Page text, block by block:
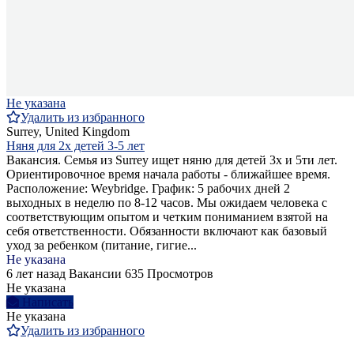
Не указана
Удалить из избранного
Surrey, United Kingdom
Няня для 2х детей 3-5 лет
Вакансия. Семья из Surrey ищет няню для детей 3х и 5ти лет.
Ориентировочное время начала работы - ближайшее время.
Расположение: Weybridge. График: 5 рабочих дней 2
выходных в неделю по 8-12 часов. Мы ожидаем человека с
соответствующим опытом и четким пониманием взятой на
себя ответственности. Обязанности включают как базовый
уход за ребенком (питание, гигие...
Не указана
6 лет назад Вакансии 635 Просмотров
Не указана
Написать
Не указана
Удалить из избранного